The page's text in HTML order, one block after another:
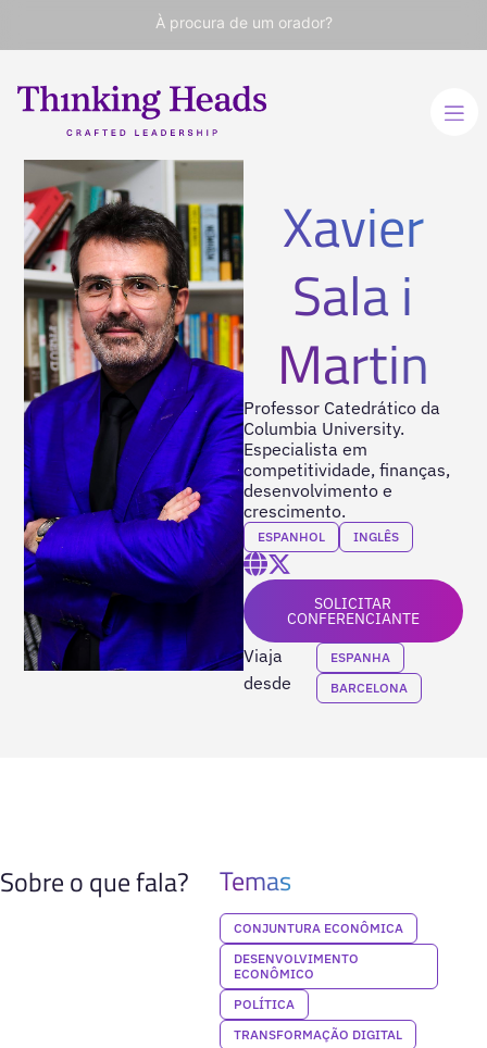
À procura de um orador?
Xavier
Sala i
Martin
Professor Catedrático da
Columbia University.
Especialista em
competitividade, finanças,
desenvolvimento e
crescimento.
ESPANHOL INGLÊS
SOLICITAR
CONFERENCIANTE
Viaja
desde
ESPANHA
BARCELONA
Sobre o que fala? Temas
CONJUNTURA ECONÔMICA
DESENVOLVIMENTO
ECONÔMICO
POLÍTICA
TRANSFORMAÇÃO DIGITAL